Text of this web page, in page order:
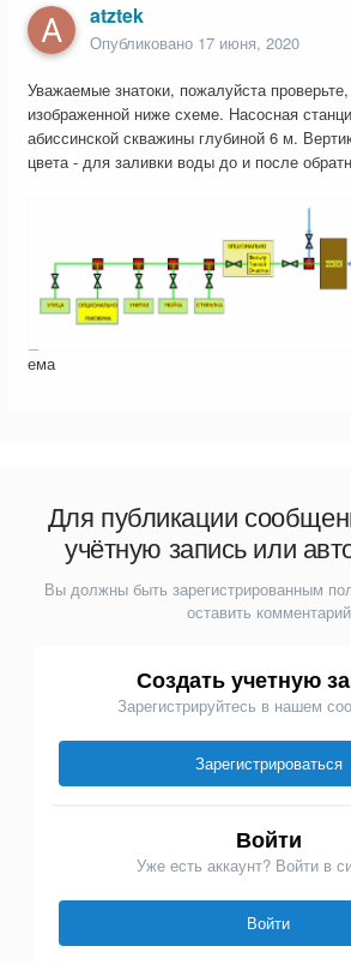
atztek
Опубликовано 17 июня, 2020
Уважаемые знатоки, пожалуйста
изображенной ниже схеме. Насосная
абиссинской скважины глубиной 6 м.
цвета - для заливки воды до и после
ема
Для публикации
учётную запись или
Вы должны быть зарегистрированным
оставить комментарий
Создать учетную
Зарегистрируйтесь в нашем
Зарегистрироваться
Войти
Уже есть аккаунт? Войти в
Войти